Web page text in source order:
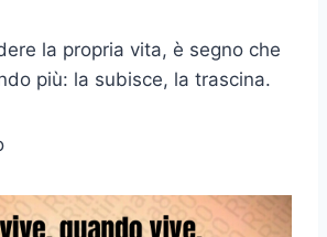
la propria vita, è segno che
più: la subisce, la trascina.